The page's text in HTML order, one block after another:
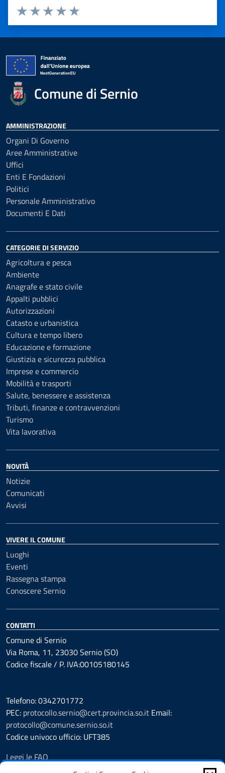
Valuta 5 stelle su 5
Valuta 4 stelle su 5
Valuta 3 stelle su 5
Valuta 2 stelle su 5
Valuta 1 stelle su 5
Comune di Sernio
AMMINISTRAZIONE
Organi Di Governo
Aree Amministrative
Uffici
Enti E Fondazioni
Politici
Personale Amministrativo
Documenti E Dati
CATEGORIE DI SERVIZIO
Agricoltura e pesca
Ambiente
Anagrafe e stato civile
Appalti pubblici
Autorizzazioni
Catasto e urbanistica
Cultura e tempo libero
Educazione e formazione
Giustizia e sicurezza pubblica
Imprese e commercio
Mobilità e trasporti
Salute, benessere e assistenza
Tributi, finanze e contravvenzioni
Turismo
Vita lavorativa
NOVITÀ
Notizie
Comunicati
Avvisi
VIVERE IL COMUNE
Luoghi
Eventi
Rassegna stampa
Conoscere Sernio
CONTATTI
Comune di Sernio
Via Roma, 11, 23030 Sernio (SO)
Codice fiscale / P. IVA:00105180145
Telefono: 0342701772
PEC: protocollo.sernio@cert.provincia.so.it Email:
protocollo@comune.sernio.so.it
Codice univoco ufficio: UFT385
Leggi le FAQ
Prenotazione appuntamento